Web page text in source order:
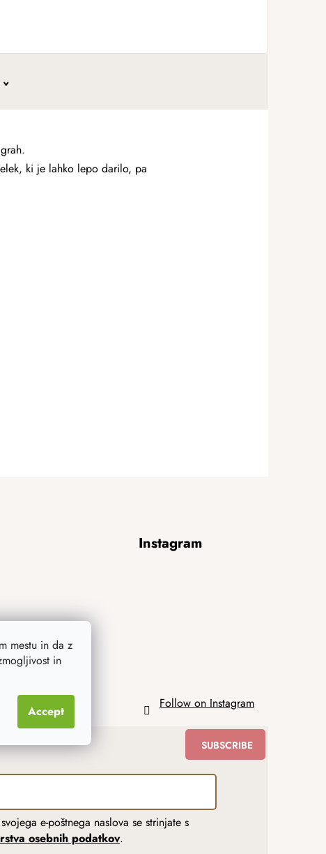
mestu in da z
in
Accept
ki je lahko lepo darilo, pa
Instagram
Follow on Instagram
e-poštnega naslova se strinjate s
osebnih podatkov.
SUBSCRIBE